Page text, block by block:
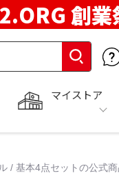
創業
マイストア
基本4点セットの公式